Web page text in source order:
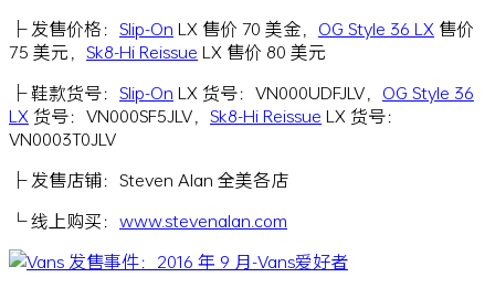
├ 发售价格： Slip-On LX 售价 70 美金， OG Style 36 LX 售价
75 美元， Sk8-Hi Reissue LX 售价 80 美元
├ 鞋款货号： Slip-On LX 货号：VN000UDFJLV， OG Style 36
LX 货号：VN000SF5JLV， Sk8-Hi Reissue LX 货号：
VN0003T0JLV
├ 发售店铺：Steven Alan 全美各店
└ 线上购买： www.stevenalan.com